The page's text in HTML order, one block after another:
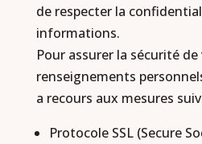
de respecter la
informations.
Pour assurer la sécurité de
renseignements
a recours aux mesures
Protocole SSL (Secure